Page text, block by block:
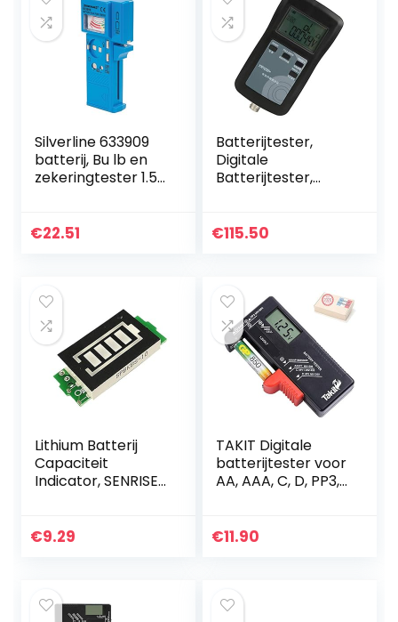
Silverline 633909
batterij, Bu lb en
zekeringtester 1.5V
€22.51
Batterijtester,
Digitale
Batterijtester,
Lithiumbatterij
€115.50
Lithium Batterij
Capaciteit
Indicator, SENRISE
Display (3S, 12.6V,
€9.29
TAKIT Digitale
batterijtester voor
AA, AAA, C, D, PP3,
n – 5 jaar garantie
€11.90